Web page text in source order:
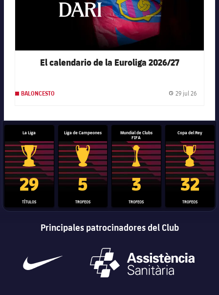
El calendario de la Euroliga 2026/27
BALONCESTO Fecha
29 jul 26
La Liga
Trofeo de La Liga
29
TÍTULOS
Liga de Campeones
Trofeo de la Liga de Campeones
5
TROFEOS
Mundial de Clubs
FIFA
Trofeo del Mundial de
3
TROFEOS
Copa del Rey
Copa del
32
TROFEOS
Principales patrocinadores del Club